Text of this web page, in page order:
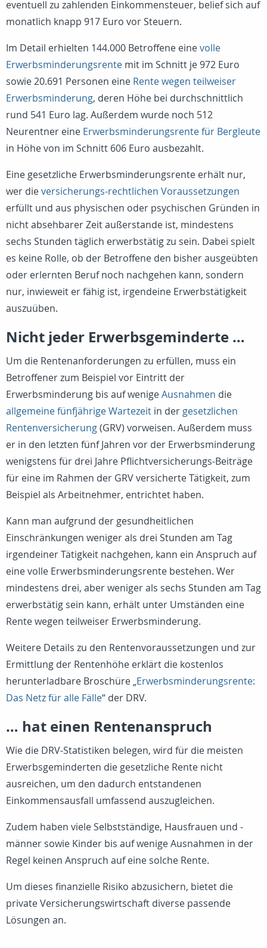
eventuell zu zahlenden Einkommensteuer, belief sich auf
monatlich knapp 917 Euro vor Steuern.
Im Detail erhielten 144.000 Betroffene einevolle
Erwerbsminderungsrente mit im Schnitt je 972 Euro
sowie 20.691 Personen eine Rente wegen teilweiser
Erwerbsminderung, deren Höhe bei durchschnittlich
rund 541 Euro lag. Außerdem wurde noch 512
Neurentner eine Erwerbsminderungsrente für Bergleute
in Höhe von im Schnitt 606 Euro ausbezahlt.
Eine gesetzliche Erwerbsminderungsrente erhält nur,
wer dieversicherungs-rechtlichen Voraussetzungen
erfüllt und aus physischen oder psychischen Gründen in
nicht absehbarer Zeit außerstande ist, mindestens
sechs Stunden täglich erwerbstätig zu sein. Dabei spielt
es keine Rolle, ob der Betroffene den bisher ausgeübten
oder erlernten Beruf noch nachgehen kann, sondern
nur, inwieweit er fähig ist, irgendeine Erwerbstätigkeit
auszuüben.
Nicht jeder Erwerbsgeminderte …
Um die Rentenanforderungen zu erfüllen, muss ein
Betroffener zum Beispiel vor Eintritt der
Erwerbsminderung bis auf wenigeAusnahmen die
allgemeine fünfjährige Wartezeit in der gesetzlichen
Rentenversicherung(GRV) vorweisen. Außerdem muss
er in den letzten fünf Jahren vor der Erwerbsminderung
wenigstens für drei Jahre Pflichtversicherungs-Beiträge
für eine im Rahmen der GRV versicherte Tätigkeit, zum
Beispiel als Arbeitnehmer, entrichtet haben.
Kann man aufgrund der gesundheitlichen
Einschränkungen weniger als drei Stunden am Tag
irgendeiner Tätigkeit nachgehen, kann ein Anspruch auf
eine volle Erwerbsminderungsrente bestehen. Wer
mindestens drei, aber weniger als sechs Stunden am Tag
erwerbstätig sein kann, erhält unter Umständen eine
Rente wegen teilweiser Erwerbsminderung.
Weitere Details zu den Rentenvoraussetzungen und zur
Ermittlung der Rentenhöhe erklärt die kostenlos
herunterladbare Broschüre „Erwerbsminderungsrente:
Das Netz für alle Fälle“ der DRV.
… hat einen Rentenanspruch
Wie die DRV-Statistiken belegen, wird für die meisten
Erwerbsgeminderten die gesetzliche Rente nicht
ausreichen, um den dadurch entstandenen
Einkommensausfall umfassend auszugleichen.
Zudem haben viele Selbstständige, Hausfrauen und -
männer sowie Kinder bis auf wenige Ausnahmen in der
Regel keinen Anspruch auf eine solche Rente.
Um dieses finanzielle Risiko abzusichern, bietet die
private Versicherungswirtschaft diverse passende
Lösungen an.